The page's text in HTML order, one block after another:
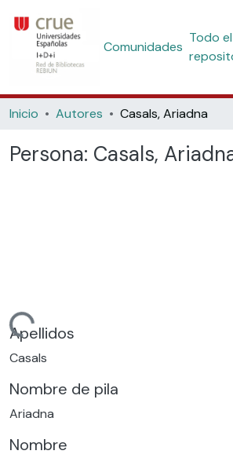
Comunidades
Todo el
Inicio Autores Casals, Ariadna
Persona: Casals,
Apellidos
Casals
Nombre de pila
Ariadna
Nombre